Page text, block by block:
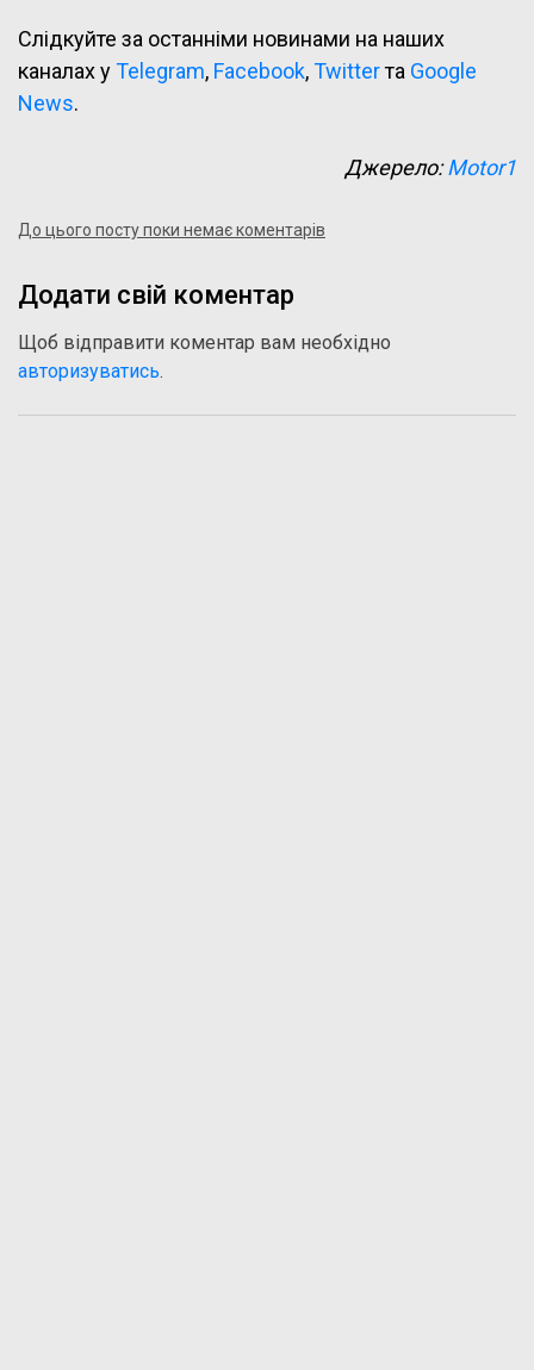
Слідкуйте за останніми новинами на наших
каналах уTelegram, Facebook,Twitterта Google
News.
Джерело:Motor1
До цього посту поки немає коментарів
Додати свій коментар
Щоб відправити коментар вам необхідно
авторизуватись.